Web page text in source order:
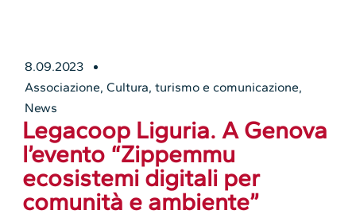
8.09.2023
Associazione,Cultura, turismo e comunicazione,
News
Legacoop Liguria. A Genova
l’evento “Zippemmu
ecosistemi digitali per
comunità e ambiente”